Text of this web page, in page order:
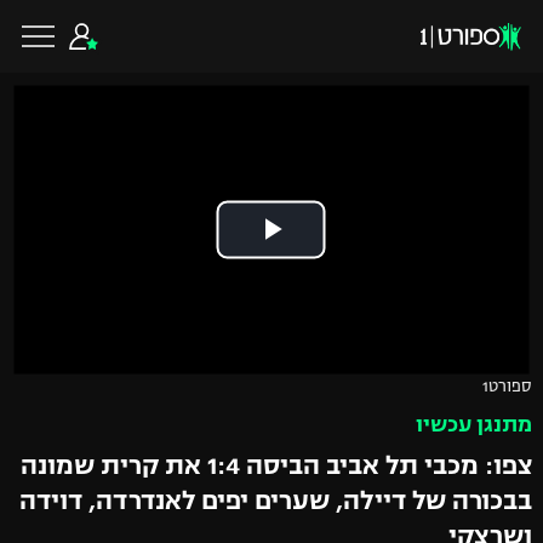
ליגיונרים
גביע המדינה
ליגה אירופית
כדורסל ישראלי
ליגה לאומית
כדורסל עולמי
NBA
ספורט1
מתנגן עכשיו
צפו: מכבי תל אביב הביסה 1:4 את קרית שמונה
בבכורה של דיילה, שערים יפים לאנדרדה, דוידה
ושרצקי